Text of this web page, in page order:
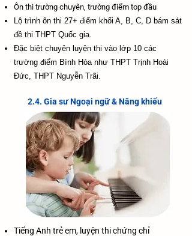
​Ôn thi trường chuyên, trường điểm top đầu
Lộ trình ôn thi 27+ điểm khối A, B, C, D bám sát
đề thi THPT Quốc gia.
Đặc biệt chuyên luyện thi vào lớp 10 các
trường điểm Bình Hòa như THPT Trịnh Hoài
Đức, THPT Nguyễn Trãi.
2.4. Gia sư Ngoại ngữ & Năng khiếu
Tiếng Anh trẻ em, luyện thi chứng chỉ